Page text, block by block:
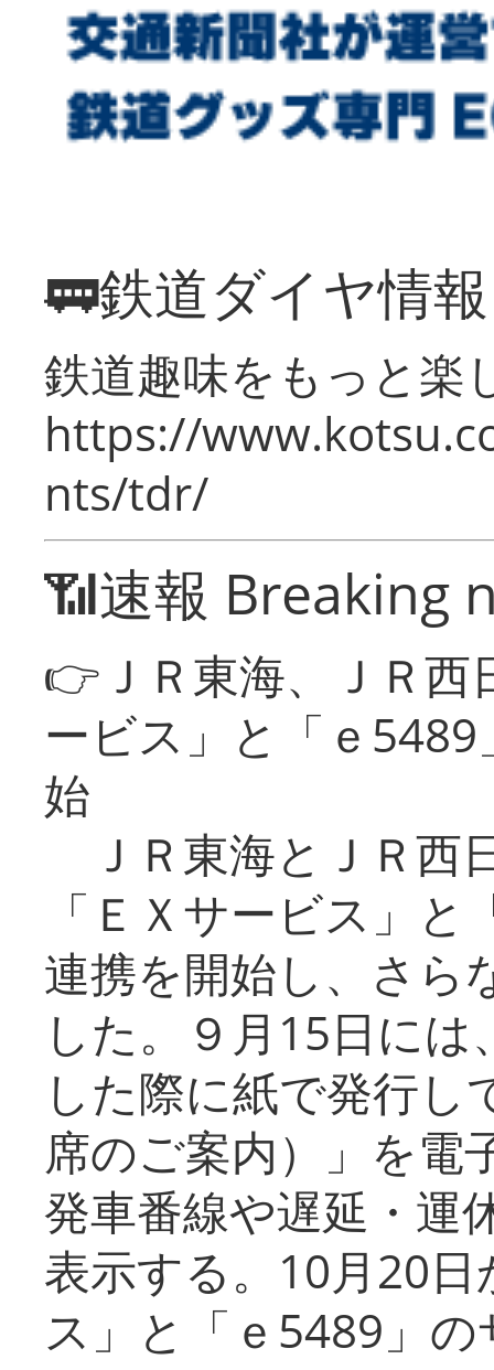
🚃鉄道ダイヤ情
鉄道趣味をもっと楽
https://
nts/tdr/
📶速報 Breaking
👉ＪＲ東海、ＪＲ
ービス」と「ｅ
始
ＪＲ東海とＪＲ西
「ＥＸサービス」
連携を開始し、さら
した。９月15日に
した際に紙で発行し
席のご案内）」を電
発車番線や遅延・運
表示する。10月20
ス」と「ｅ5489」